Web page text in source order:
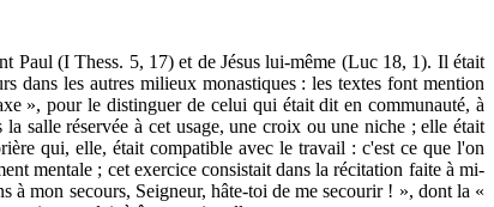
Paul (I Thess. 5, 17) et de Jésus lui-même (Luc 18, 1). Il était
dans les autres milieux monastiques : les textes font mention
», pour le distinguer de celui qui était dit en communauté, à
salle réservée à cet usage, une croix ou une niche ; elle était
qui, elle, était compatible avec le travail : c'est ce que l'on
mentale ; cet exercice consistait dans la récitation faite à mi-
mon secours, Seigneur, hâte-toi de me secourir ! », dont la «